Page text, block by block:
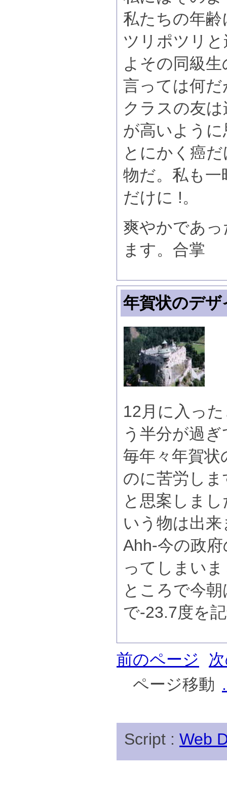
私たちの年
ツリポツリ
よその同級
言っては何
クラスの友
が高いように
とにかく癌
物だ。私も
だけに !。
爽やかであ
ます。合掌
年賀状のデ
12月に入っ
う半分が過
毎年々年賀
のに苦労し
と思案しま
いう物は出
Ahh-今の政
ってしまい
ところで今
で-23.7度を
前のページ
ページ移動
Script : Web